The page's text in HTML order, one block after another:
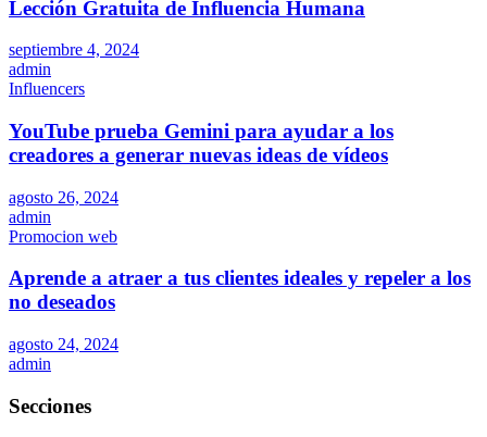
Lección Gratuita de Influencia Humana
septiembre 4, 2024
admin
Influencers
YouTube prueba Gemini para ayudar a los
creadores a generar nuevas ideas de vídeos
agosto 26, 2024
admin
Promocion web
Aprende a atraer a tus clientes ideales y repeler a los
no deseados
agosto 24, 2024
admin
Secciones